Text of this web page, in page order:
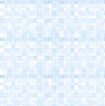
Kanalhafen
Cesenatico
Museum der Marine
Cesenatico
Marino Moretti Haus -
Cesenatico